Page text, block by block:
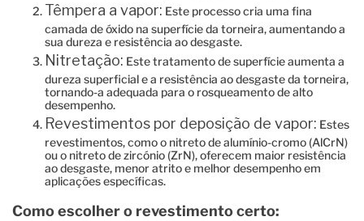
Têmpera a vapor: Este processo cria uma fina
camada de óxido na superfície da torneira, aumentando a
sua dureza e resistência ao desgaste.
Nitretação: Este tratamento de superfície aumenta a
dureza superficial e a resistência ao desgaste da torneira,
tornando-a adequada para o rosqueamento de alto
desempenho.
Revestimentos por deposição de vapor: Estes
revestimentos, como o nitreto de alumínio-cromo (AlCrN)
ou o nitreto de zircónio (ZrN), oferecem maior resistência
ao desgaste, menor atrito e melhor desempenho em
aplicações específicas.
Como escolher o revestimento certo: